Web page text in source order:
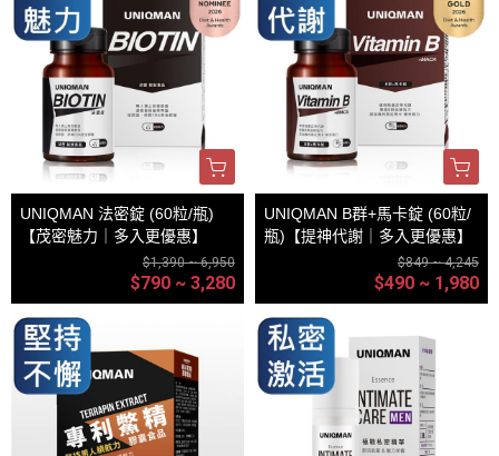
UNIQMAN 法密錠 (60粒/瓶)
【茂密魅力｜多入更優惠】
$1,390 ~ 6,950
$790 ~ 3,280
UNIQMAN B群+馬卡錠 (60粒/
瓶)【提神代謝｜多入更優惠】
$849 ~ 4,245
$490 ~ 1,980